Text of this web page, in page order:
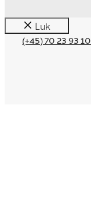
Luk
(+45) 70 23 93 10